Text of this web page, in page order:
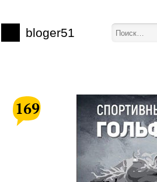
bloger51
169